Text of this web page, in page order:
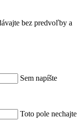
bez predvoľby a
Sem napíšte
Toto pole nechajte